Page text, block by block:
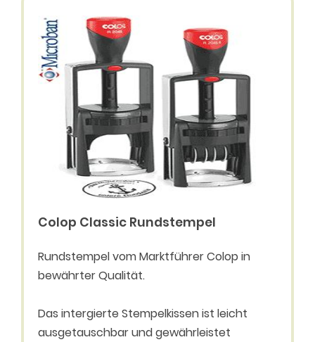
Colop Classic Rundstempel
Rundstempel vom Marktführer Colop in
bewährter Qualität.
Das intergierte Stempelkissen ist leicht
ausgetauschbar und gewährleistet